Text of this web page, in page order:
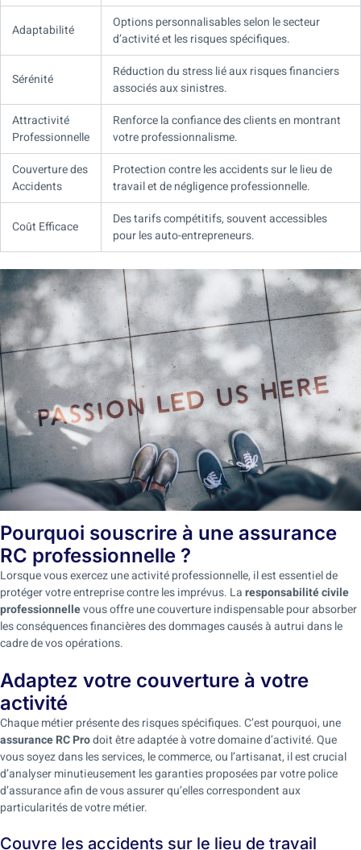
Adaptabilité
Options personnalisables selon le secteur
d’activité et les risques spécifiques.
Sérénité
Réduction du stress lié aux risques financiers
associés aux sinistres.
Attractivité
Professionnelle
Renforce la confiance des clients en montrant
votre professionnalisme.
Couverture des
Accidents
Protection contre les accidents sur le lieu de
travail et de négligence professionnelle.
Coût Efficace
Des tarifs compétitifs, souvent accessibles
pour les auto-entrepreneurs.
Pourquoi souscrire à une assurance
RC professionnelle ?
Lorsque vous exercez une activité professionnelle, il est essentiel de
protéger votre entreprise contre les imprévus. Laresponsabilité civile
professionnellevous offre une couverture indispensable pour absorber
les conséquences financières des dommages causés à autrui dans le
cadre de vos opérations.
Adaptez votre couverture à votre
activité
Chaque métier présente des risques spécifiques. C’est pourquoi, une
assurance RC Prodoit être adaptée à votre domaine d’activité. Que
vous soyez dans les services, le commerce, ou l’artisanat, il est crucial
d’analyser minutieusement les garanties proposées par votre police
d’assurance afin de vous assurer qu’elles correspondent aux
particularités de votre métier.
Couvre les accidents sur le lieu de travail